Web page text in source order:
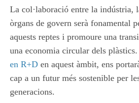
La col·laboració entre la indústria,
òrgans de govern serà fonamental
aquests reptes i promoure una
una economia circular dels plàstics.
en R+D en aquest àmbit, ens
cap a un futur més sostenible per
generacions.